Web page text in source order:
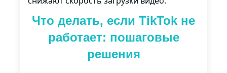
Что делать, если TikTok не
работает: пошаговые
решения